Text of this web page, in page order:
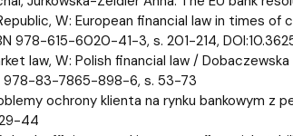
W: European financial law in times of
978-615-6020-41-3, s. 201-214,
law, W: Polish financial law /
978-83-7865-898-6, s. 53-73
ochrony klienta na rynku bankowym z
44